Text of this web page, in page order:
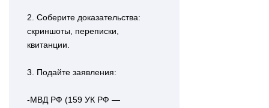
2. Соберите доказательства:
скриншоты, переписки,
квитанции.
3. Подайте заявления:
-МВД РФ (159 УК РФ —